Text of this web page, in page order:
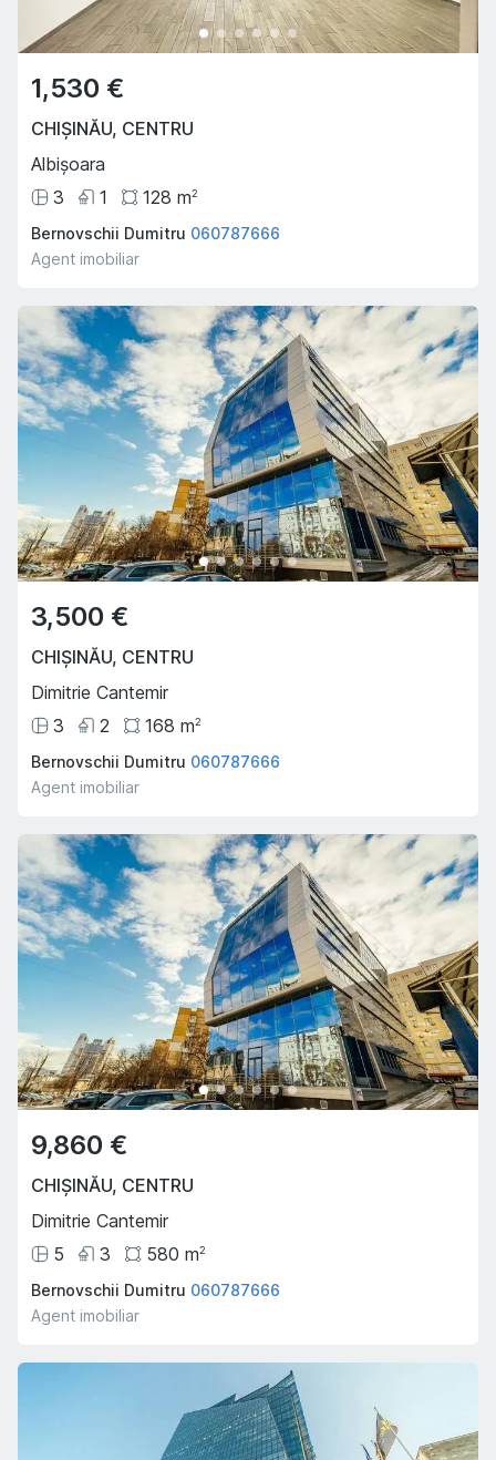
1,530 €
CHIȘINĂU, CENTRU
Albișoara
3
1 128 m2
Bernovschii Dumitru 060787666
Agent imobiliar
3,500 €
CHIȘINĂU, CENTRU
Dimitrie Cantemir
3
2 168 m2
Bernovschii Dumitru 060787666
Agent imobiliar
9,860 €
CHIȘINĂU, CENTRU
Dimitrie Cantemir
5
3 580 m2
Bernovschii Dumitru 060787666
Agent imobiliar